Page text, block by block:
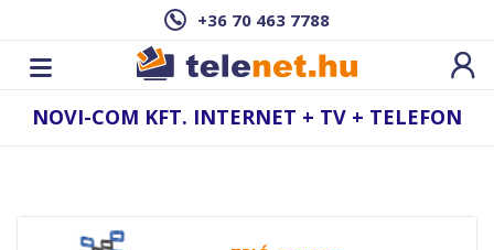
+36 70 463 7788
NOVI-COM KFT. INTERNET + TV + TELEFON